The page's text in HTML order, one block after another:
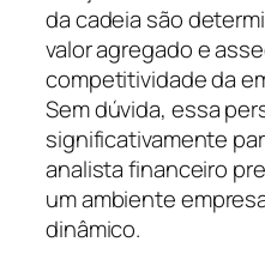
da cadeia são
valor agregado e
competitividade da
Sem dúvida, essa
significativamente
analista financeiro
um ambiente
dinâmico.